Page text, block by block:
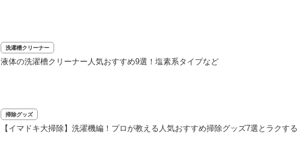
洗濯槽クリーナー
液体の洗濯槽クリーナー人気おすすめ9選！塩素系タイプなど
掃除グッズ
【イマドキ大掃除】洗濯機編！プロが教える人気おすすめ掃除グッズ7選とラクす